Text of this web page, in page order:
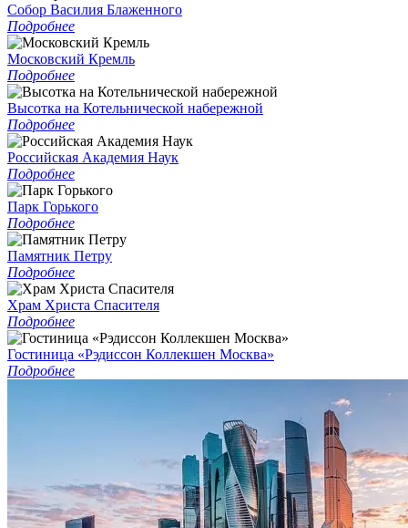
Собор Василия Блаженного
Подробнее
Московский Кремль
Подробнее
Высотка на Котельнической набережной
Подробнее
Российская Академия Наук
Подробнее
Парк Горького
Подробнее
Памятник Петру
Подробнее
Храм Христа Спасителя
Подробнее
Гостиница «Рэдиссон Коллекшен Москва»
Подробнее